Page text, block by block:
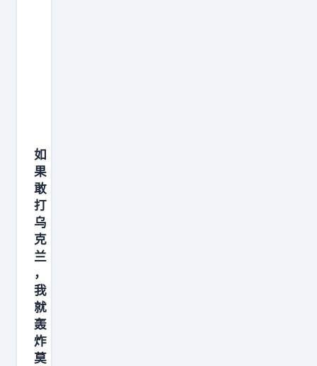
须
警
惕
俄
罗
斯
政
策
突
变
，
如
果
敢
打
乌
克
兰
，
我
就
轰
炸
莫